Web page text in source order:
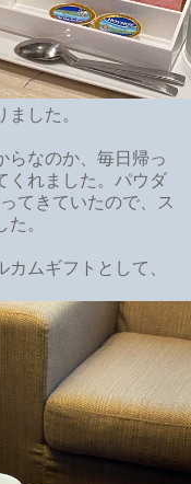
した。
らなのか、毎日帰っ
くれました。パウダ
てきていたので、ス
。
ムギフトとして、